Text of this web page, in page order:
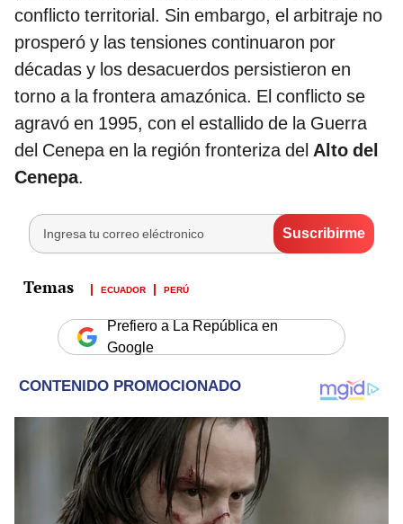
conflicto territorial. Sin embargo, el arbitraje no
prosperó y las tensiones continuaron por
décadas y los desacuerdos persistieron en
torno a la frontera amazónica. El conflicto se
agravó en 1995, con el estallido de la Guerra
del Cenepa en la región fronteriza del Alto del
Cenepa.
ECUADOR PERÚ
Prefiero a La República en
Google